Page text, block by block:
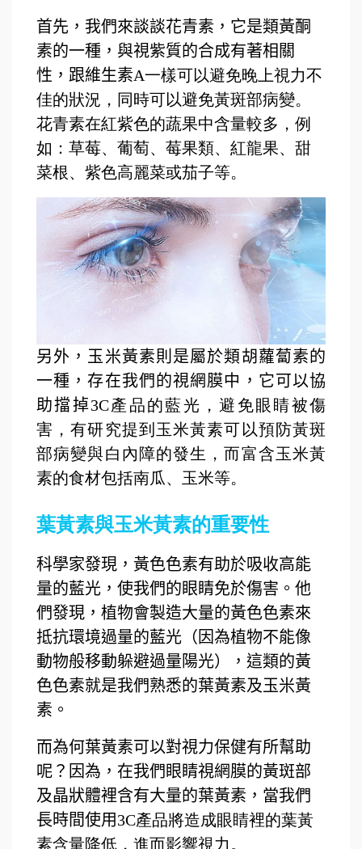
首先，我們來談談花青素，它是類黃酮
素的一種，與視紫質的合成有著相關
性，跟維生素A一樣可以避免晚上視力不
佳的狀況，同時可以避免黃斑部病變。
花青素在紅紫色的蔬果中含量較多，例
如：草莓、葡萄、莓果類、紅龍果、甜
菜根、紫色高麗菜或茄子等。
另外，玉米黃素則是屬於類胡蘿蔔素的
一種，存在我們的視網膜中，它可以協
助擋掉3C產品的藍光，避免眼睛被傷
害，有研究提到玉米黃素可以預防黃斑
部病變與白內障的發生，而富含玉米黃
素的食材包括南瓜、玉米等。
葉黃素與玉米黃素的重要性
科學家發現，黃色色素有助於吸收高能
量的藍光，使我們的眼睛免於傷害。他
們發現，植物會製造大量的黃色色素來
抵抗環境過量的藍光（因為植物不能像
動物般移動躲避過量陽光），這類的黃
色色素就是我們熟悉的葉黃素及玉米黃
素。
而為何葉黃素可以對視力保健有所幫助
呢？因為，在我們眼睛視網膜的黃斑部
及晶狀體裡含有大量的葉黃素，當我們
長時間使用3C產品將造成眼睛裡的葉黃
素含量降低，進而影響視力。